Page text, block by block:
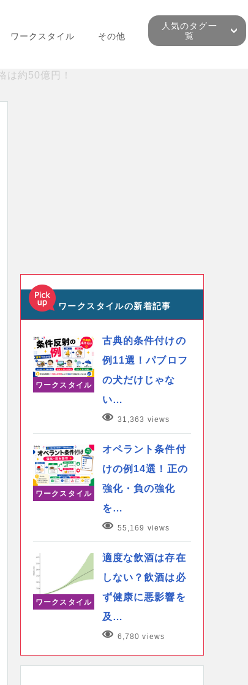
ワークスタイル その他
人気のタグ一
覧
は約50億円！
ワークスタイルの新着記事
ワークスタイル
古典的条件付けの
例11選！パブロフ
の犬だけじゃな
い…
31,363 views
ワークスタイル
オペラント条件付
けの例14選！正の
強化・負の強化
を…
55,169 views
ワークスタイル
適度な飲酒は存在
しない？飲酒は必
ず健康に悪影響を
及…
6,780 views